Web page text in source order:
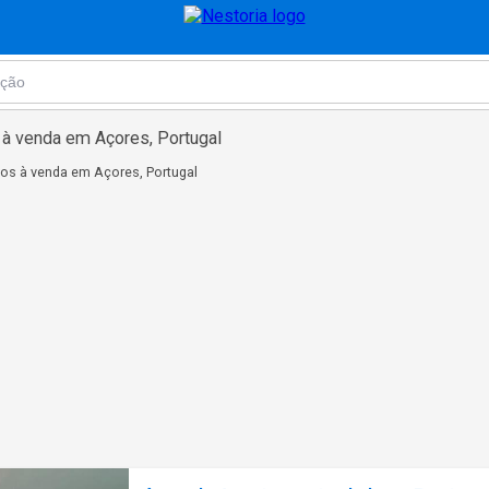
venda em Açores, Portugal
à venda em Açores, Portugal